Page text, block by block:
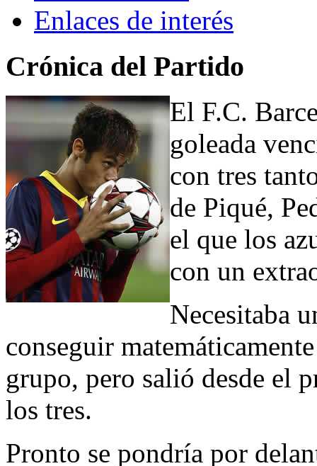
Enlaces de interés
Crónica del Partido
El F.C.
goleada
con tres
de Piqué,
el que los
con un
Necesitaba
conseguir
grupo, pero salió desde el
los tres.
Pronto se pondría por